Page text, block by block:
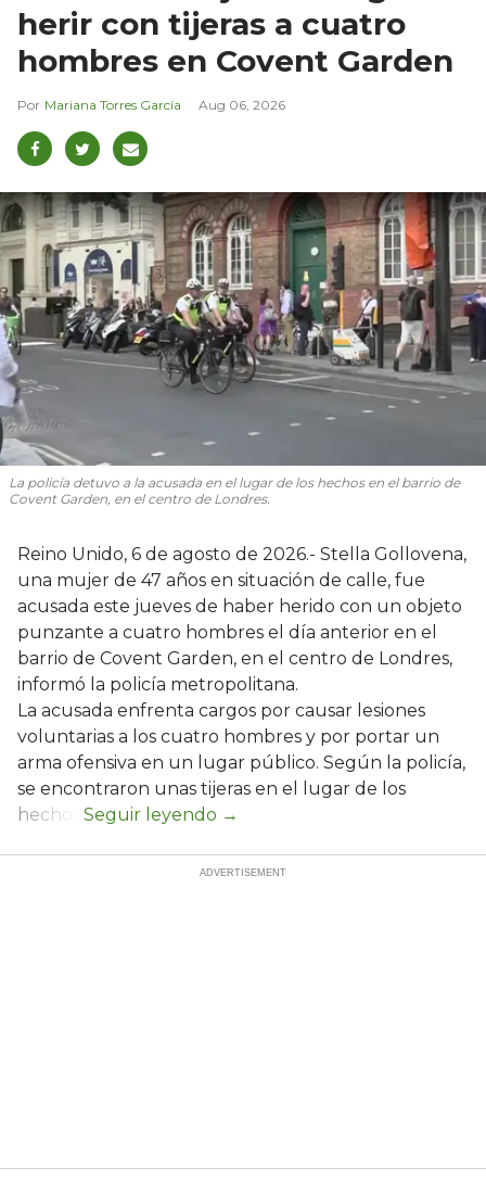
herir con tijeras a cuatro
hombres en Covent Garden
Mariana Torres García Aug 06, 2026
La policía detuvo a la acusada en el lugar de los hechos en el barrio de
Covent Garden, en el centro de Londres.
Reino Unido, 6 de agosto de 2026.- Stella Gollovena,
una mujer de 47 años en situación de calle, fue
acusada este jueves de haber herido con un objeto
punzante a cuatro hombres el día anterior en el
barrio de Covent Garden, en el centro de Londres,
informó la policía metropolitana.
La acusada enfrenta cargos por causar lesiones
voluntarias a los cuatro hombres y por portar un
arma ofensiva en un lugar público. Según la policía,
se encontraron unas tijeras en el lugar de los
hechos.